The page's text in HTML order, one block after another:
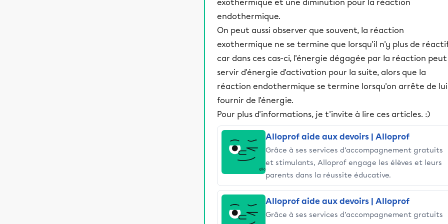
exothermique et une diminution pour la réaction
endothermique.
On peut aussi observer que souvent, la réaction
exothermique ne se termine que lorsqu'il n'y plus de
car dans ces cas-ci, l'énergie dégagée par la réaction peut
servir d'énergie d'activation pour la suite, alors que la
réaction endothermique se termine lorsqu'on arrête de lui
fournir de l'énergie.
Pour plus d'informations, je t'invite à lire ces articles. :)
Alloprof aide aux devoirs | Alloprof
Grâce à ses services d’accompagnement gratuits
et stimulants, Alloprof engage les élèves et leurs
parents dans la réussite éducative.
Alloprof aide aux devoirs | Alloprof
Grâce à ses services d’accompagnement gratuits